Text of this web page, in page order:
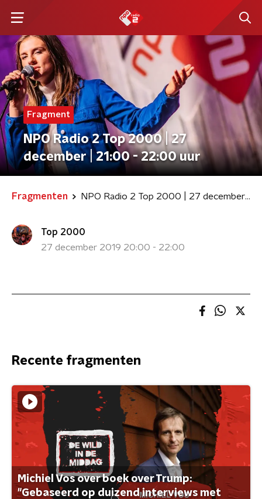
Fragment
NPO Radio 2 Top 2000 | 27
december | 21:00 - 22:00 uur
Fragmenten NPO Radio 2 Top 2000 | 27 december | 21:00 - 22:00 uur
Top 2000
27 december 2019 20:00 - 22:00
Recente fragmenten
Michiel Vos over boek over Trump:
"Gebaseerd op duizend interviews met